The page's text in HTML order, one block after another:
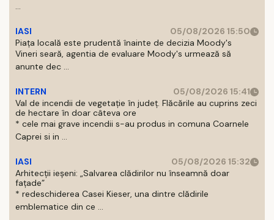
...
IASI
05/08/2026 15:50
Piața locală este prudentă înainte de decizia Moody's
Vineri seară, agentia de evaluare Moody's urmează să
anunte dec ...
INTERN
05/08/2026 15:41
Val de incendii de vegetație în județ. Flăcările au cuprins zeci
de hectare în doar câteva ore
* cele mai grave incendii s-au produs in comuna Coarnele
Caprei si in ...
IASI
05/08/2026 15:32
Arhitecții ieșeni: „Salvarea clădirilor nu înseamnă doar
fațade”
* redeschiderea Casei Kieser, una dintre clădirile
emblematice din ce ...